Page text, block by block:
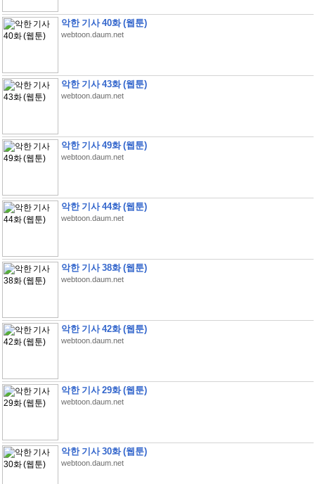
악한 기사 40화 (웹툰)
webtoon.daum.net
악한 기사 43화 (웹툰)
webtoon.daum.net
악한 기사 49화 (웹툰)
webtoon.daum.net
악한 기사 44화 (웹툰)
webtoon.daum.net
악한 기사 38화 (웹툰)
webtoon.daum.net
악한 기사 42화 (웹툰)
webtoon.daum.net
악한 기사 29화 (웹툰)
webtoon.daum.net
악한 기사 30화 (웹툰)
webtoon.daum.net